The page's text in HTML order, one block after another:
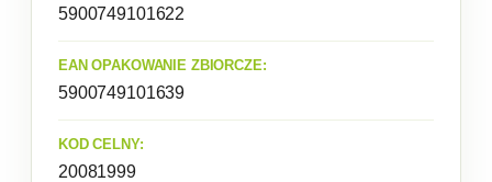
5900749101622
EAN OPAKOWANIE ZBIORCZE:
5900749101639
KOD CELNY:
20081999